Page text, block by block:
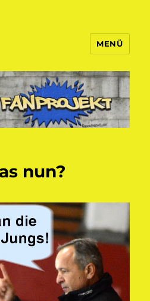
MENÜ
nun?